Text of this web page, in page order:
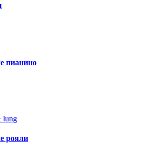
пианино
lung
рояли